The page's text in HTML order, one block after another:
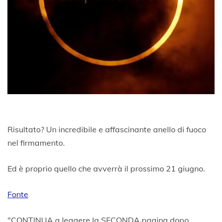
Risultato? Un incredibile e affascinante anello di fuoco
nel firmamento.
Ed è proprio quello che avverrà il prossimo 21 giugno.
Fonte